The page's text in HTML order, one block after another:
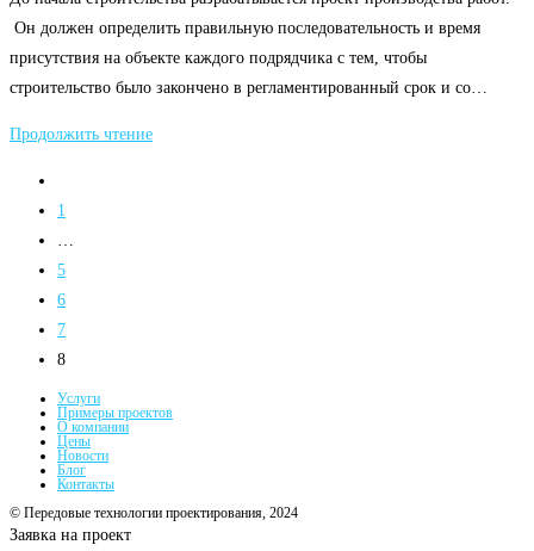
Он должен определить правильную последовательность и время
присутствия на объекте каждого подрядчика с тем, чтобы
строительство было закончено в регламентированный срок и со…
Продолжить чтениеРазработка
на
страницу
1
…
5
6
7
8
Услуги
Примеры проектов
О компании
Цены
Новости
Блог
Контакты
© Передовые технологии проектирования, 2024
Заявка на проект